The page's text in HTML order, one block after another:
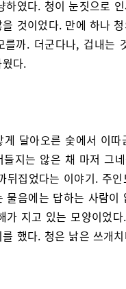
하였다. 청이 눈짓으로
것이었다. 만에 하나
를까. 더군다나, 겁내는
다.
달아오른 숯에서 이
들지는 않은 채 마저 그
뒤집었다는 이야기. 주
물음에는 답하는 사람
가 지고 있는 모양이었
했다. 청은 낡은 쓰개